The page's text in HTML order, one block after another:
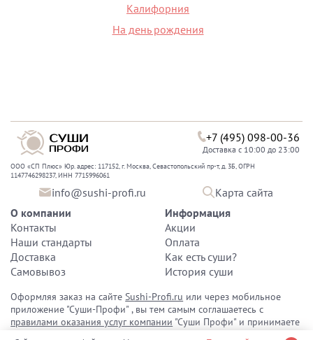
Калифорния
На день рождения
+7 (495) 098-00-36
Доставка с 10:00 до 23:00
ООО «СП Плюс» Юр. адрес: 117152, г. Москва, Севастопольский пр-т, д. 3Б, ОГРН
1147746298237, ИНН 7715996061
info@sushi-profi.ru
Карта сайта
О компании
Контакты
Наши стандарты
Доставка
Самовывоз
Информация
Акции
Оплата
Как есть суши?
История суши
Оформляя заказ на сайтеSushi-Profi.ru или через мобильное
приложение "Суши-Профи" , вы тем самым соглашаетесь с
правилами оказания услуг компании "Суши Профи" и принимаете